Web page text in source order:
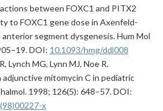
between FOXC1 and PITX2
to FOXC1 gene dose in Axenfeld-
anterior segment dysgenesis. Hum Mol
DOI: 10.1093/hmg/ddl008
Lynch MG, Lynn MJ, Noe R.
mitomycin C in pediatric
1998; 126(5): 648–57. DOI:
x